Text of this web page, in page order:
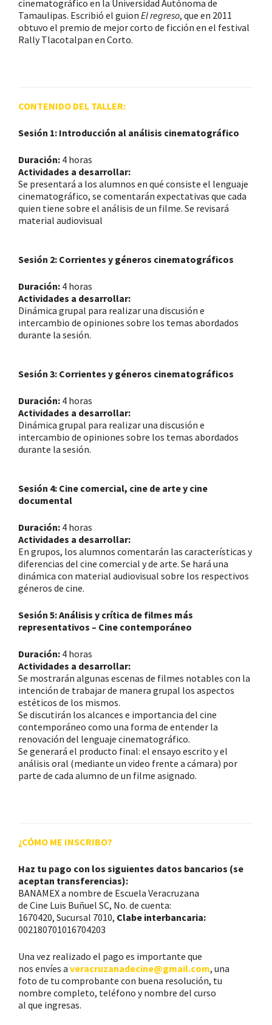
cinematográfico en la Universidad Autónoma de
Tamaulipas. Escribió el guion El regreso, que en 2011
obtuvo el premio de mejor corto de ficción en el festival
Rally Tlacotalpan en Corto.
CONTENIDO DEL TALLER:
Sesión 1: Introducción al análisis cinematográfico
Duración: 4 horas
Actividades a desarrollar:
Se presentará a los alumnos en qué consiste el lenguaje
cinematográfico, se comentarán expectativas que cada
quien tiene sobre el análisis de un filme. Se revisará
material audiovisual
Sesión 2: Corrientes y géneros cinematográficos
Duración: 4 horas
Actividades a desarrollar:
Dinámica grupal para realizar una discusión e
intercambio de opiniones sobre los temas abordados
durante la sesión.
Sesión 3: Corrientes y géneros cinematográficos
Duración: 4 horas
Actividades a desarrollar:
Dinámica grupal para realizar una discusión e
intercambio de opiniones sobre los temas abordados
durante la sesión.
Sesión 4: Cine comercial, cine de arte y cine
documental
Duración: 4 horas
Actividades a desarrollar:
En grupos, los alumnos comentarán las características y
diferencias del cine comercial y de arte. Se hará una
dinámica con material audiovisual sobre los respectivos
géneros de cine.
Sesión 5: Análisis y crítica de filmes más
representativos – Cine contemporáneo
Duración: 4 horas
Actividades a desarrollar:
Se mostrarán algunas escenas de filmes notables con la
intención de trabajar de manera grupal los aspectos
estéticos de los mismos.
Se discutirán los alcances e importancia del cine
contemporáneo como una forma de entender la
renovación del lenguaje cinematográfico.
Se generará el producto final: el ensayo escrito y el
análisis oral (mediante un video frente a cámara) por
parte de cada alumno de un filme asignado.
¿CÓMO ME INSCRIBO?
Haz tu pago con los siguientes datos bancarios (se
aceptan transferencias):
BANAMEX a nombre de Escuela Veracruzana
de Cine Luis Buñuel SC, No. de cuenta:
1670420, Sucursal 7010, Clabe interbancaria:
002180701016704203
Una vez realizado el pago es importante que
nos envíes a veracruzanadecine@gmail.com, una
foto de tu comprobante con buena resolución, tu
nombre completo, teléfono y nombre del curso
al que ingresas.